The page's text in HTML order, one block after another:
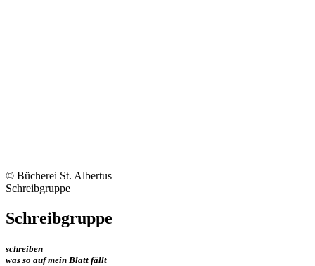
© Bücherei St. Albertus
Schreibgruppe
Schreibgruppe
schreiben
was so auf mein Blatt fällt